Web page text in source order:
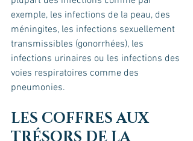
exemple, les infections de la peau, des
méningites, les infections sexuellement
transmissibles (gonorrhées), les
infections urinaires ou les infections des
voies respiratoires comme des
pneumonies.
LES COFFRES AUX